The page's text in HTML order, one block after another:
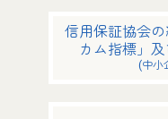
信用保証協会
カム指標」
(中小